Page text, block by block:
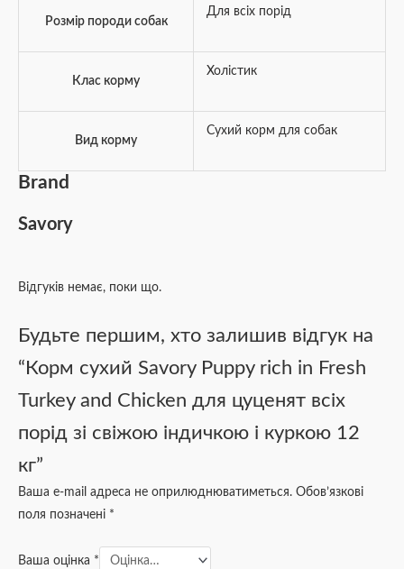
Розмір породи собак
Для всіх порід
Клас корму
Холістик
Вид корму
Сухий корм для собак
Brand
Savory
Відгуків немає, поки що.
Будьте першим, хто залишив відгук на
“Корм сухий Savory Puppy rich in Fresh
Turkey and Chicken для цуценят всіх
порід зі свіжою індичкою і куркою 12
кг”
Ваша e-mail адреса не оприлюднюватиметься. Обов’язкові
поля позначені *
Ваша оцінка *